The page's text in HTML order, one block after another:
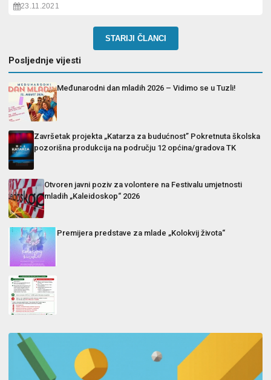
23.11.2021
STARIJI ČLANCI
Posljednje vijesti
Međunarodni dan mladih 2026 – Vidimo se u Tuzli!
Završetak projekta „Katarza za budućnost” Pokretnuta školska
pozorišna produkcija na području 12 općina/gradova TK
Otvoren javni poziv za volontere na Festivalu umjetnosti
mladih „Kaleidoskop“ 2026
Premijera predstave za mlade „Kolokvij života“